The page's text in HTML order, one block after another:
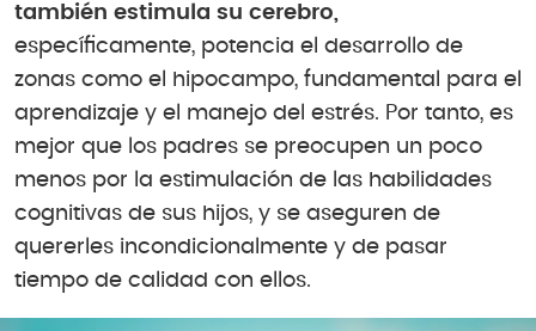
también estimula su cerebro,
específicamente, potencia el desarrollo de
zonas como el hipocampo, fundamental para el
aprendizaje y el manejo del estrés. Por tanto, es
mejor que los padres se preocupen un poco
menos por la estimulación de las habilidades
cognitivas de sus hijos, y se aseguren de
quererles incondicionalmente y de pasar
tiempo de calidad con ellos.